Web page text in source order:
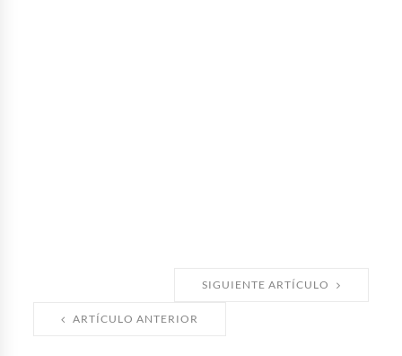
SIGUIENTE ARTÍCULO
ARTÍCULO ANTERIOR